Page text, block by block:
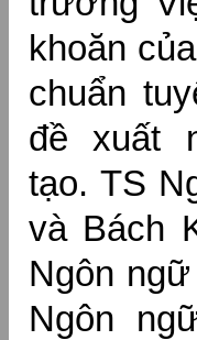
khoăn
chuẩn
đề xuất
tạo. TS
và Bách
Ngôn
Ngôn